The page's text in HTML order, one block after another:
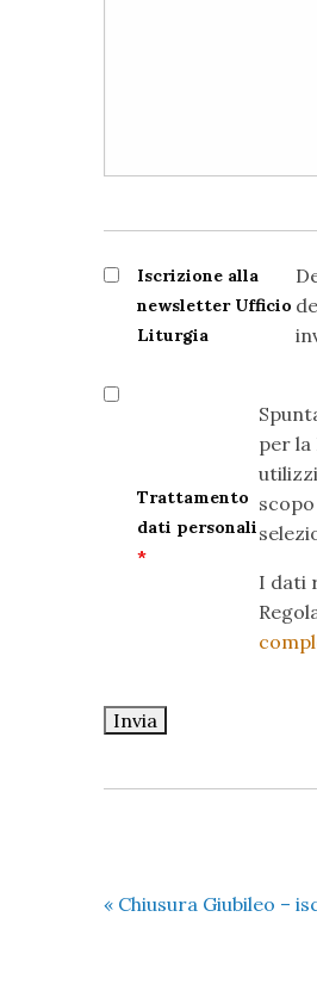
Iscrizione alla
newsletter Ufficio
Liturgia
Trattamento
dati personali
*
per la
I dati
« Chiusura Giubileo –